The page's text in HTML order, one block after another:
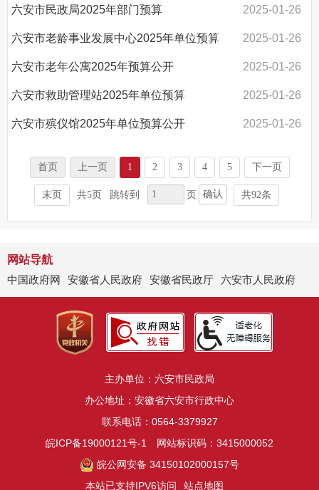
六安市民政局2025年部门预算 2025-01-26
六安市老龄事业发展中心2025年单位预算 2025-01-26
六安市老年公寓2025年预算公开 2025-01-26
六安市救助管理站2025年单位预算 2025-01-26
六安市殡仪馆2025年单位预算公开 2025-01-26
首页 上一页 1 2 3 4 5 下一页
末页 共5页 跳转到 页 确认 共92条
网站导航
中国政府网
安徽省人民政府 安徽省民政厅 六安市人民政府
主办单位：六安市民政局
办公地址：安徽省六安市行政中心
联系电话：0564-3379927
皖ICP备19000121号-1
网站标识码：3415000052
皖公网安备 34150102000157号
本站已支持IPV6访问
站点地图